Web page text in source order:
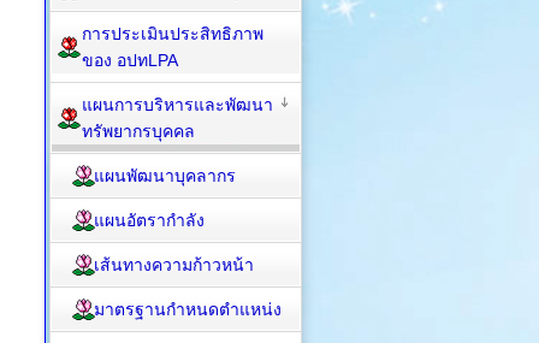
การประเมินประสิทธิภาพ
ของ อปทLPA
แผนการบริหารและพัฒนา
ทรัพยากรบุคคล
แผนพัฒนาบุคลากร
แผนอัตรากำลัง
เส้นทางความก้าวหน้า
มาตรฐานกำหนดตำแหน่ง